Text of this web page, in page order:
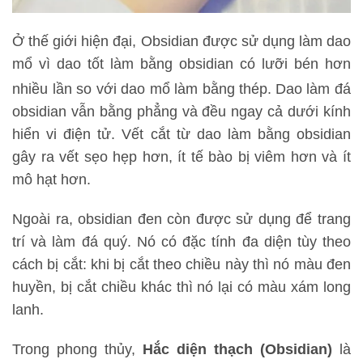
Ở thế giới hiện đại, Obsidian được sử dụng làm dao
mổ vì dao tốt làm bằng obsidian có lưỡi bén hơn
nhiều lần so với dao mổ làm bằng thép. Dao làm đá
obsidian vẫn bằng phẳng và đều ngay cả dưới kính
hiển vi điện tử. Vết cắt từ dao làm bằng obsidian
gây ra vết sẹo hẹp hơn, ít tế bào bị viêm hơn và ít
mô hạt hơn.
Ngoài ra, obsidian đen còn được sử dụng để trang
trí và làm đá quý. Nó có đặc tính đa diện tùy theo
cách bị cắt: khi bị cắt theo chiều này thì nó màu đen
huyền, bị cắt chiều khác thì nó lại có màu xám long
lanh.
Trong phong thủy, Hắc diện thạch (Obsidian) là